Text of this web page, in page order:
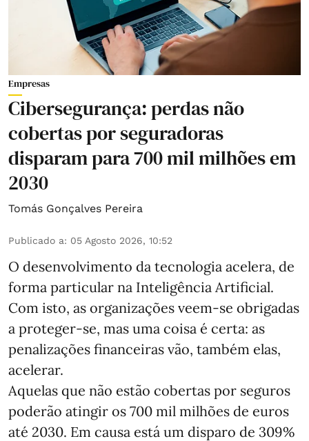
Empresas
Cibersegurança: perdas não
cobertas por seguradoras
disparam para 700 mil milhões em
2030
Tomás Gonçalves Pereira
Publicado a: 05 Agosto 2026, 10:52
O desenvolvimento da tecnologia acelera, de
forma particular na Inteligência Artificial.
Com isto, as organizações veem-se obrigadas
a proteger-se, mas uma coisa é certa: as
penalizações financeiras vão, também elas,
acelerar.
Aquelas que não estão cobertas por seguros
poderão atingir os 700 mil milhões de euros
até 2030. Em causa está um disparo de 309%